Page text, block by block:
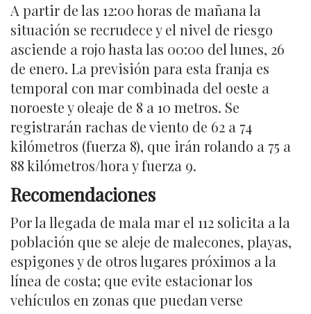
A partir de las 12:00 horas de mañana la
situación se recrudece y el nivel de riesgo
asciende a rojo hasta las 00:00 del lunes, 26
de enero. La previsión para esta franja es
temporal con mar combinada del oeste a
noroeste y oleaje de 8 a 10 metros. Se
registrarán rachas de viento de 62 a 74
kilómetros (fuerza 8), que irán rolando a 75 a
88 kilómetros/hora y fuerza 9.
Recomendaciones
Por la llegada de mala mar el 112 solicita a la
población que se aleje de malecones, playas,
espigones y de otros lugares próximos a la
línea de costa; que evite estacionar los
vehículos en zonas que puedan verse